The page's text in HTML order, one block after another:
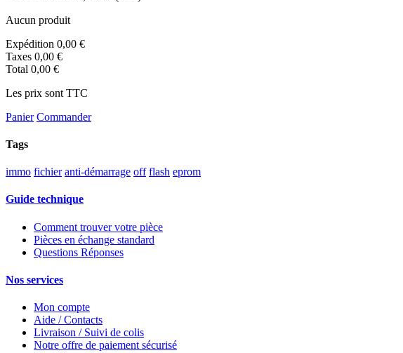
Aucun produit
Expédition 0,00 €
Taxes 0,00 €
Total 0,00 €
Les prix sont TTC
Panier Commander
Tags
immo fichier anti-démarrage off flash eprom
Guide technique
Comment trouver votre pièce
Pièces en échange standard
Questions Réponses
Nos services
Mon compte
Aide / Contacts
Livraison / Suivi de colis
Notre offre de paiement sécurisé